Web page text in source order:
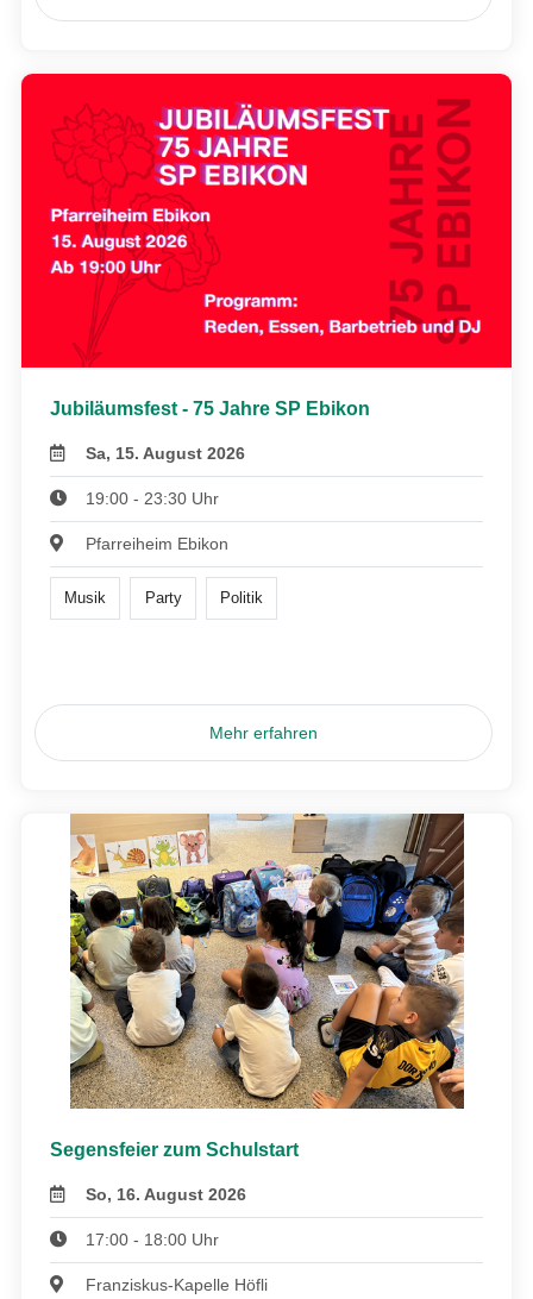
Jubiläumsfest - 75 Jahre SP Ebikon
Sa, 15. August 2026
19:00 - 23:30 Uhr
Pfarreiheim Ebikon
Musik Party Politik
Mehr erfahren
Segensfeier zum Schulstart
So, 16. August 2026
17:00 - 18:00 Uhr
Franziskus-Kapelle Höfli